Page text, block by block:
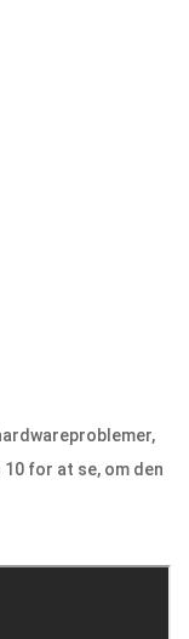
for at se, om den